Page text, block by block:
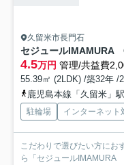
久留米市長門石
セジュールIMAMURA
4.5万円 管理/共益費
55.39㎡ (2LDK) /築32年 /
鹿児島本線「久留米」
駐輪場 インターネット
こだわりで選びたい方にお
ら「セジュールIMAMURA